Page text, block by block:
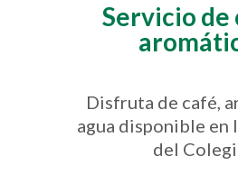
Servicio de
Disfruta de café,
agua disponible en
del